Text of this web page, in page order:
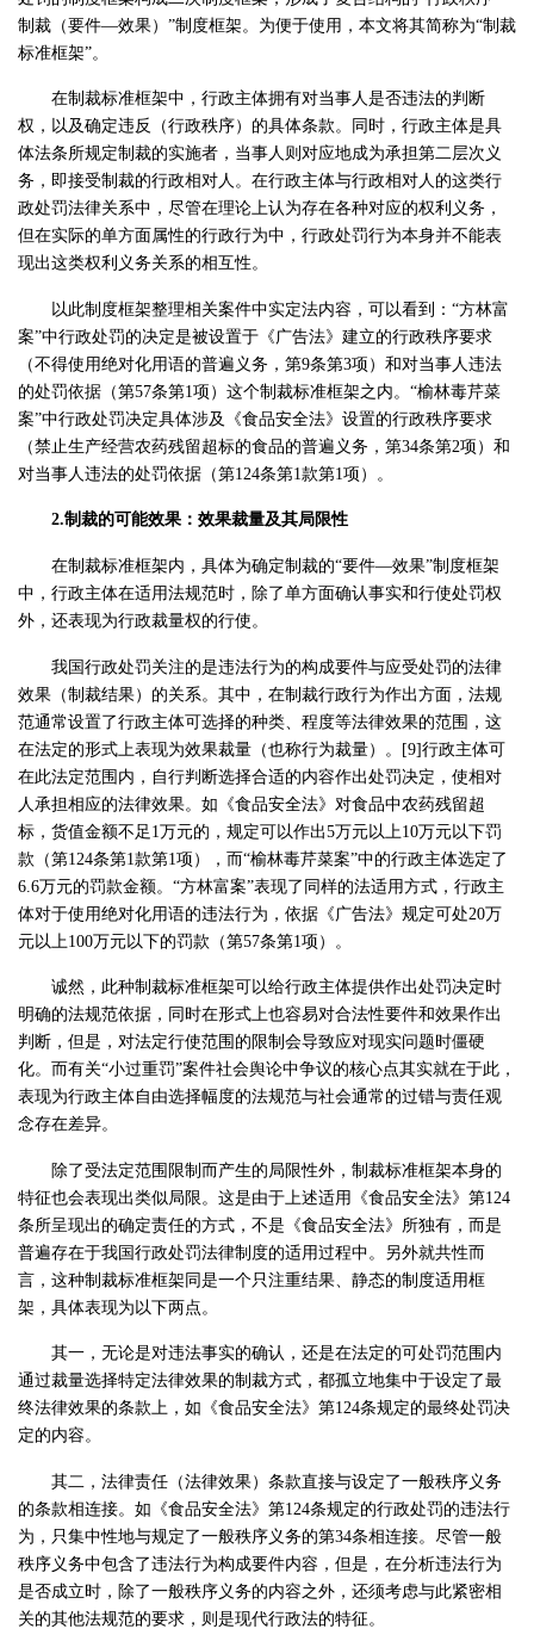
制裁（要件—效果）”制度框架。为便于使用，本文将其简称为“制裁
标准框架”。
在制裁标准框架中，行政主体拥有对当事人是否违法的判断
权，以及确定违反（行政秩序）的具体条款。同时，行政主体是具
体法条所规定制裁的实施者，当事人则对应地成为承担第二层次义
务，即接受制裁的行政相对人。在行政主体与行政相对人的这类行
政处罚法律关系中，尽管在理论上认为存在各种对应的权利义务，
但在实际的单方面属性的行政行为中，行政处罚行为本身并不能表
现出这类权利义务关系的相互性。
以此制度框架整理相关案件中实定法内容，可以看到：“方林富
案”中行政处罚的决定是被设置于《广告法》建立的行政秩序要求
（不得使用绝对化用语的普遍义务，第9条第3项）和对当事人违法
的处罚依据（第57条第1项）这个制裁标准框架之内。“榆林毒芹菜
案”中行政处罚决定具体涉及《食品安全法》设置的行政秩序要求
（禁止生产经营农药残留超标的食品的普遍义务，第34条第2项）和
对当事人违法的处罚依据（第124条第1款第1项）。
2.制裁的可能效果：效果裁量及其局限性
在制裁标准框架内，具体为确定制裁的“要件—效果”制度框架
中，行政主体在适用法规范时，除了单方面确认事实和行使处罚权
外，还表现为行政裁量权的行使。
我国行政处罚关注的是违法行为的构成要件与应受处罚的法律
效果（制裁结果）的关系。其中，在制裁行政行为作出方面，法规
范通常设置了行政主体可选择的种类、程度等法律效果的范围，这
在法定的形式上表现为效果裁量（也称行为裁量）。[9]行政主体可
在此法定范围内，自行判断选择合适的内容作出处罚决定，使相对
人承担相应的法律效果。如《食品安全法》对食品中农药残留超
标，货值金额不足1万元的，规定可以作出5万元以上10万元以下罚
款（第124条第1款第1项），而“榆林毒芹菜案”中的行政主体选定了
6.6万元的罚款金额。“方林富案”表现了同样的法适用方式，行政主
体对于使用绝对化用语的违法行为，依据《广告法》规定可处20万
元以上100万元以下的罚款（第57条第1项）。
诚然，此种制裁标准框架可以给行政主体提供作出处罚决定时
明确的法规范依据，同时在形式上也容易对合法性要件和效果作出
判断，但是，对法定行使范围的限制会导致应对现实问题时僵硬
化。而有关“小过重罚”案件社会舆论中争议的核心点其实就在于此，
表现为行政主体自由选择幅度的法规范与社会通常的过错与责任观
念存在差异。
除了受法定范围限制而产生的局限性外，制裁标准框架本身的
特征也会表现出类似局限。这是由于上述适用《食品安全法》第124
条所呈现出的确定责任的方式，不是《食品安全法》所独有，而是
普遍存在于我国行政处罚法律制度的适用过程中。另外就共性而
言，这种制裁标准框架同是一个只注重结果、静态的制度适用框
架，具体表现为以下两点。
其一，无论是对违法事实的确认，还是在法定的可处罚范围内
通过裁量选择特定法律效果的制裁方式，都孤立地集中于设定了最
终法律效果的条款上，如《食品安全法》第124条规定的最终处罚决
定的内容。
其二，法律责任（法律效果）条款直接与设定了一般秩序义务
的条款相连接。如《食品安全法》第124条规定的行政处罚的违法行
为，只集中性地与规定了一般秩序义务的第34条相连接。尽管一般
秩序义务中包含了违法行为构成要件内容，但是，在分析违法行为
是否成立时，除了一般秩序义务的内容之外，还须考虑与此紧密相
关的其他法规范的要求，则是现代行政法的特征。